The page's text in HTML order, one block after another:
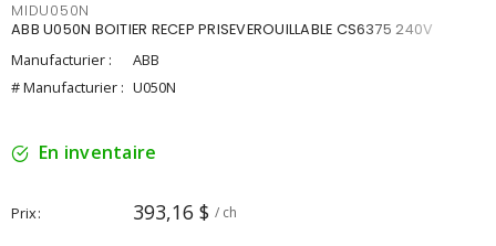
MIDU050N
ABB U050N BOITIER RECEP PRISEVEROUILLABLE CS6375 240V
Manufacturier :
ABB
# Manufacturier : U050N
En inventaire
Prix 393,16 $ / ch